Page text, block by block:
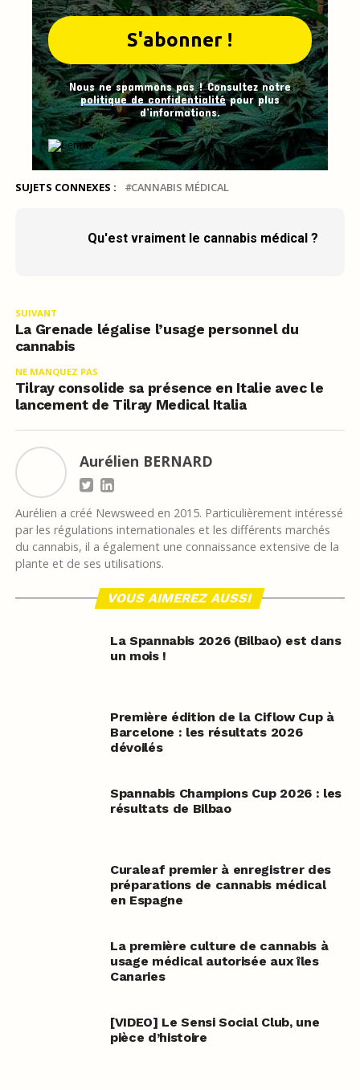
Nous ne spammons pas ! Consultez notre
politique de confidentialitépour plus
d’informations.
SUJETS CONNEXES : CANNABIS MÉDICAL
Qu'est vraiment le cannabis médical ?
SUIVANT
La Grenade légalise l’usage personnel du
cannabis
NE MANQUEZ PAS
Tilray consolide sa présence en Italie avec le
lancement de Tilray Medical Italia
Aurélien BERNARD
Aurélien a créé Newsweed en 2015. Particulièrement intéressé
par les régulations internationales et les différents marchés
du cannabis, il a également une connaissance extensive de la
plante et de ses utilisations.
VOUS AIMEREZ AUSSI
La Spannabis 2026 (Bilbao) est dans
un mois !
Première édition de la Ciflow Cup à
Barcelone : les résultats 2026
dévoilés
Spannabis Champions Cup 2026 : les
résultats de Bilbao
Curaleaf premier à enregistrer des
préparations de cannabis médical
en Espagne
La première culture de cannabis à
usage médical autorisée aux îles
Canaries
[VIDEO] Le Sensi Social Club, une
pièce d’histoire